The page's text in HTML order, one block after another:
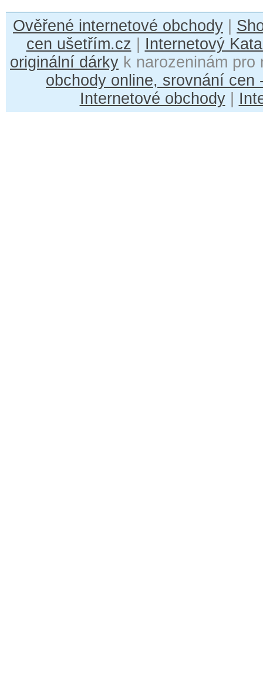
Ověřené internetové obchody
cen ušetřím.cz
Internetový
originální dárky k narozeninám
obchody online, srovnání cen
Internetové obchody|